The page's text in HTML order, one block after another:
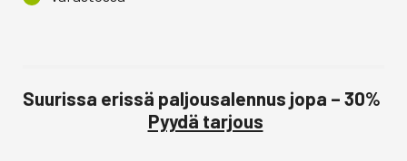
Suurissa erissä paljousalennus jopa – 30%
Pyydä tarjous